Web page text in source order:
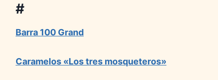
#
Barra 100 Grand
Caramelos «Los tres mosqueteros»